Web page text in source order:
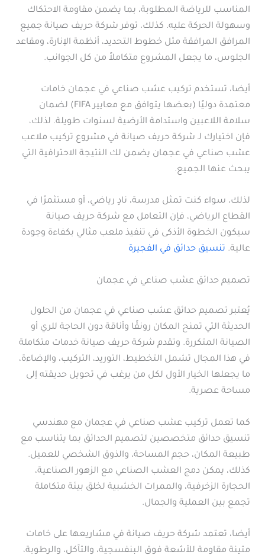
المناسب للرياضة المطلوبة، بما يضمن مقاومة الاحتكاك
وسهولة الحركة عليه. كذلك، توفر شركة حريف صيانة جميع
المرافق المرافقة مثل خطوط التحديد، أنظمة الإنارة، ومقاعد
الجلوس، ما يجعل المشروع متكاملاً من كل الجوانب.
أيضا، تستخدم تركيب عشب صناعي في عجمان خامات
معتمدة دوليًا (بعضها يتوافق مع معايير FIFA) لضمان
سلامة اللاعبين واستدامة الأرضية لسنوات طويلة. لذلك،
فإن اختيارك لـ شركة حريف صيانة في مشروع تركيب ملاعب
عشب صناعي في عجمان يضمن لك النتيجة الاحترافية التي
يبحث عنها الجميع.
لذلك، سواء كنت تمثل مدرسة، نادٍ رياضي، أو مستثمرًا في
القطاع الرياضي، فإن التعامل مع شركة حريف صيانة
سيكون الخطوة الأذكى في تنفيذ ملعب مثالي بكفاءة وجودة
عالية. تنسيق حدائق في الفجيرة
تصميم حدائق عشب صناعي في عجمان
يُعتبر تصميم حدائق عشب صناعي في عجمان من الحلول
الحديثة التي تمنح المكان رونقًا وأناقة دون الحاجة للري أو
الصيانة المتكررة. وتقدم شركة حريف صيانة خدمات متكاملة
في هذا المجال تشمل التخطيط، التوريد، التركيب، والإضاءة،
ما يجعلها الخيار الأول لكل من يرغب في تحويل حديقته إلى
مساحة عصرية.
كما تعمل تركيب عشب صناعي في عجمان مع مهندسي
تنسيق حدائق متخصصين لتصميم الحدائق بما يتناسب مع
طبيعة المكان، حجم المساحة، والذوق الشخصي للعميل.
كذلك، يمكن دمج العشب الصناعي مع الزهور الصناعية،
الحجارة الزخرفية، والممرات الخشبية لخلق بيئة متكاملة
تجمع بين العملية والجمال.
أيضا، تعتمد شركة حريف صيانة في مشاريعها على خامات
متينة مقاومة للأشعة فوق البنفسجية، والتآكل، والرطوبة،